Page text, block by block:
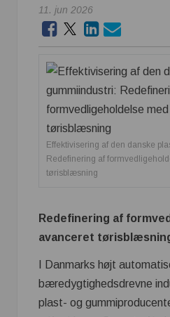
11. jun 2026
Effektivisering af den danske
Redefinering af
tørisblæsning
Redefinering af
avanceret
I Danmarks højt
bæredygtighedsdrevne
plast- og